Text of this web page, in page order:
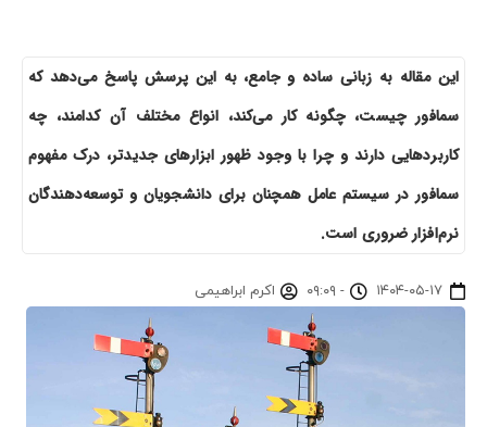
این مقاله به زبانی ساده و جامع، به این پرسش پاسخ می‌دهد که
سمافور چیست، چگونه کار می‌کند، انواع مختلف آن کدامند، چه
کاربردهایی دارند و چرا با وجود ظهور ابزارهای جدیدتر، درک مفهوم
سمافور در سیستم عامل همچنان برای دانشجویان و توسعه‌دهندگان
نرم‌افزار ضروری است.
۱۴۰۴-۰۵-۱۷ - ۰۹:۰۹ اکرم ابراهیمی